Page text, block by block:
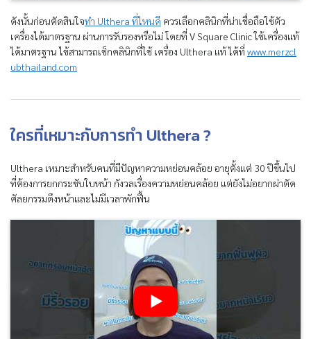
ดังนั้นก่อนตัดสินใจทำ Ulthera ที่ไหนดี ควรเลือกคลินิกที่น่าเชื่อถือใช้ตัว
เครื่องได้มาตรฐาน ผ่านการรับรองหรือไม่ โดยที่ V Square Clinic ใช้เครื่องแท้
ได้มาตรฐาน ไข้สามารถเช็กคลินิกที่ใช้ เครื่อง Ulthera แท้ ได้ที่ www.merzcl
ubthailand.com
ใครที่เหมาะกับการทำ Ulthera ?
Ulthera เหมาะสำหรับคนที่มีปัญหาความหย่อนคล้อย อายุตั้งแต่ 30 ปีขึ้นไป
ที่ต้องการยกกระชับใบหน้า กังวลเรื่องความหย่อนคล้อย แต่ยังไม่อยากผ่าตัด
ศัลยกรรมดึงหน้าและไม่มีเวลาพักฟื้น